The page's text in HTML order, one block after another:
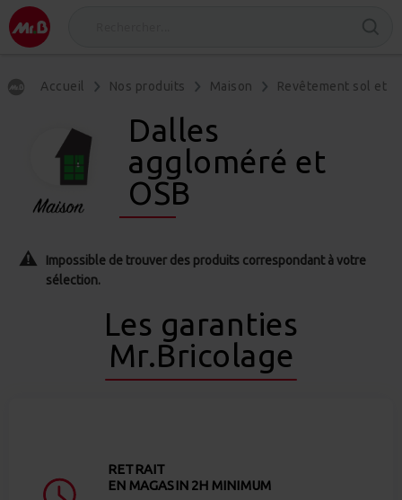
Accueil Nos produits Maison Revêtement sol et
Dalles
aggloméré et
OSB
Impossible de trouver des produits correspondant à votre
sélection.
Les garanties
Mr.Bricolage
RETRAIT
EN MAGASIN 2H MINIMUM